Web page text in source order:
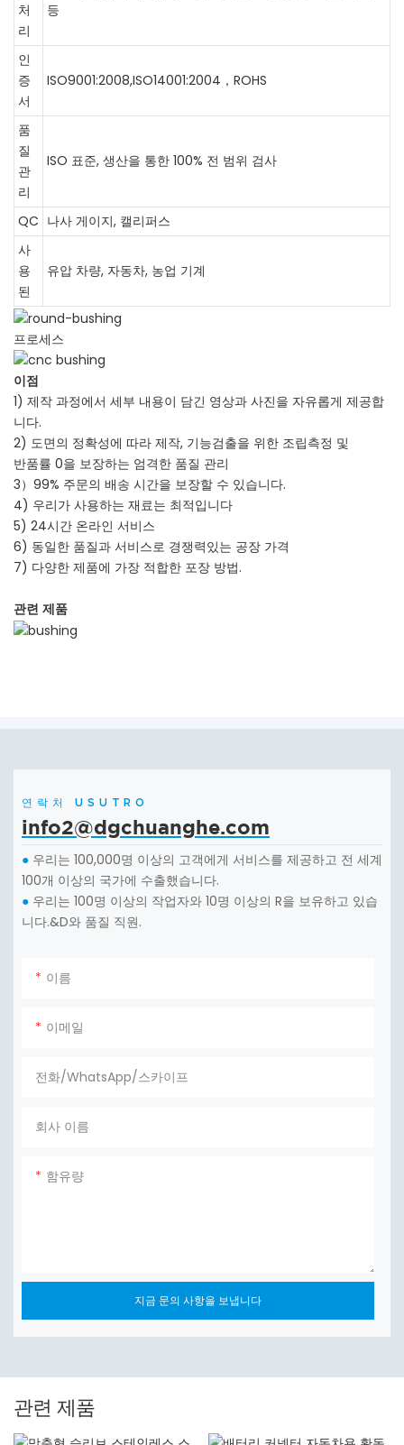
처
리
등
인
증
서
ISO9001:2008,ISO14001:2004，ROHS
품
질
관
리
ISO 표준, 생산을 통한 100% 전 범위 검사
QC 나사 게이지, 캘리퍼스
사
용
된
유압 차량, 자동차, 농업 기계
프로세스
이점
1) 제작 과정에서 세부 내용이 담긴 영상과 사진을 자유롭게 제공합
니다.
2) 도면의 정확성에 따라 제작, 기능검출을 위한 조립측정 및
반품률 0을 보장하는 엄격한 품질 관리
3）99% 주문의 배송 시간을 보장할 수 있습니다.
4) 우리가 사용하는 재료는 최적입니다
5) 24시간 온라인 서비스
6) 동일한 품질과 서비스로 경쟁력있는 공장 가격
7) 다양한 제품에 가장 적합한 포장 방법.
관련 제품
연락처 USUTRO
info2@dgchuanghe.com
● 우리는 100,000명 이상의 고객에게 서비스를 제공하고 전 세계
100개 이상의 국가에 수출했습니다.
● 우리는 100명 이상의 작업자와 10명 이상의 R을 보유하고 있습
니다.&D와 품질 직원.
이름
이메일
전화/WhatsApp/스카이프
회사 이름
함유량
지금 문의 사항을 보냅니다
관련 제품